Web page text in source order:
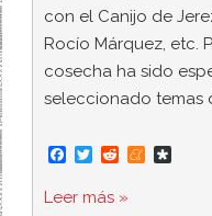
con el Canijo de
Rocío Márquez, etc.
cosecha ha sido
seleccionado temas
F
c
e
T
i
t
R
d
M
Leer más »